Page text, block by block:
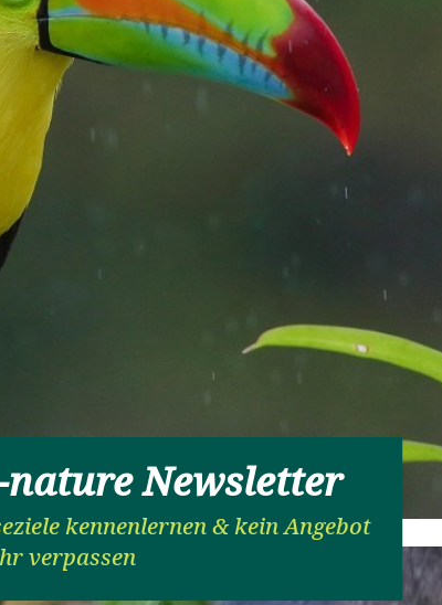
Newsletter
kennenlernen & kein Angebot
verpassen